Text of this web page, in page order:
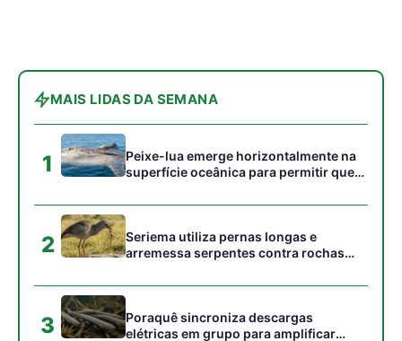
MAIS LIDAS DA SEMANA
1
Peixe-lua emerge horizontalmente na
superfície oceânica para permitir que
acumulados em sua pele
2
Seriema utiliza pernas longas e
arremessa serpentes contra rochas
campos
3
Poraquê sincroniza descargas
elétricas em grupo para amplificar